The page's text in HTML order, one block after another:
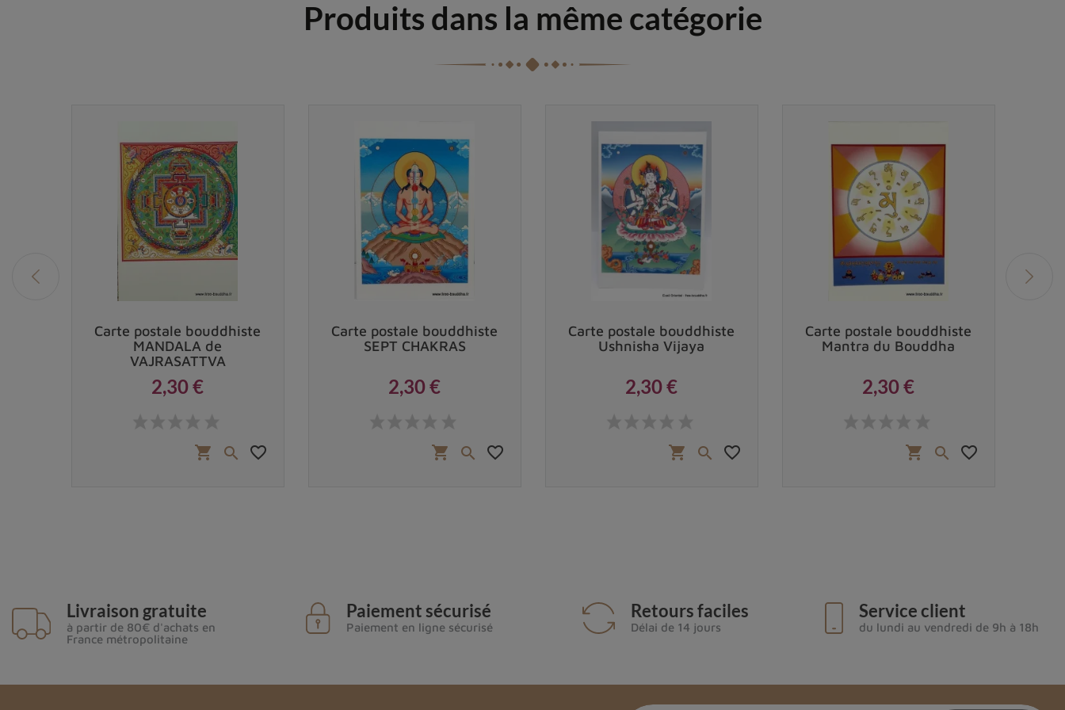
Produits dans la même catégorie
Carte postale bouddhiste
MANDALA de
VAJRASATTVA
2,30 €
shopping_cart  favorite_border
Carte postale bouddhiste
SEPT CHAKRAS
2,30 €
shopping_cart  favorite_border
Carte postale bouddhiste
Ushnisha Vijaya
2,30 €
shopping_cart  favorite_border
Carte postale bouddhiste
Mantra du Bouddha
2,30 €
shopping_cart  favorite_border
Livraison gratuite
à partir de 80€ d'achats en
France métropolitaine
Paiement sécurisé
Paiement en ligne sécurisé
Retours faciles
Délai de 14 jours
Service client
du lundi au vendredi de 9h à 18h